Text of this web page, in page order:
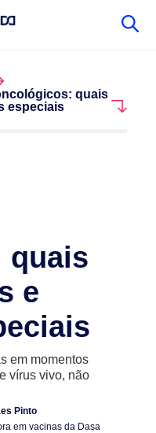
quais
especiais
quais
e
em momentos
vírus vivo, não
Pinto
em vacinas da Dasa